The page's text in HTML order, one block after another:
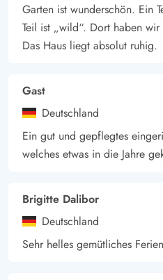
Dieses Haus wird nicht an
Garten ist wunderschön. Ein
Teil ist „wild“. Dort haben
Das Haus liegt absolut ruhig.
Gast
Deutschland
Ein gut und gepflegtes
welches etwas in die Jahre
Brigitte Dalibor
Deutschland
Sehr helles gemütliches